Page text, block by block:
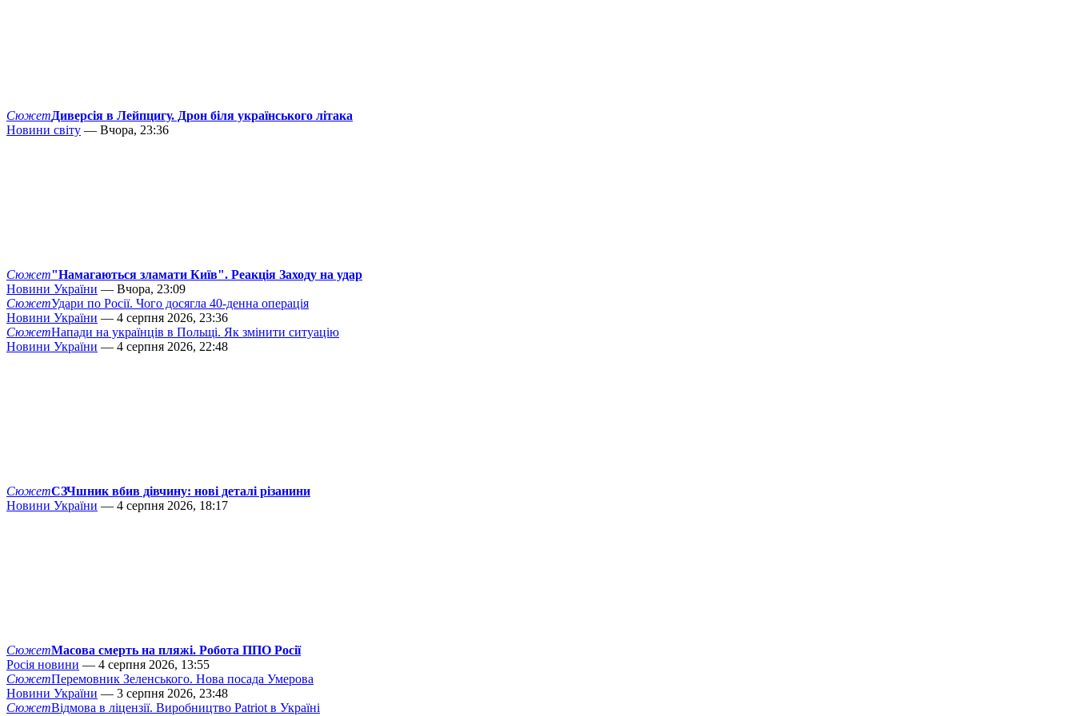
СюжетДиверсія в Лейпцигу. Дрон біля українського літака
Новини світу — Вчора, 23:36
Сюжет"Намагаються зламати Київ". Реакція Заходу на удар
Новини України — Вчора, 23:09
СюжетУдари по Росії. Чого досягла 40-денна операція
Новини України — 4 серпня 2026, 23:36
СюжетНапади на українців в Польщі. Як змінити ситуацію
Новини України — 4 серпня 2026, 22:48
СюжетСЗЧшник вбив дівчину: нові деталі різанини
Новини України — 4 серпня 2026, 18:17
СюжетМасова смерть на пляжі. Робота ППО Росії
Росія новини — 4 серпня 2026, 13:55
СюжетПеремовник Зеленського. Нова посада Умерова
Новини України — 3 серпня 2026, 23:48
СюжетВідмова в ліцензії. Виробництво Patriot в Україні